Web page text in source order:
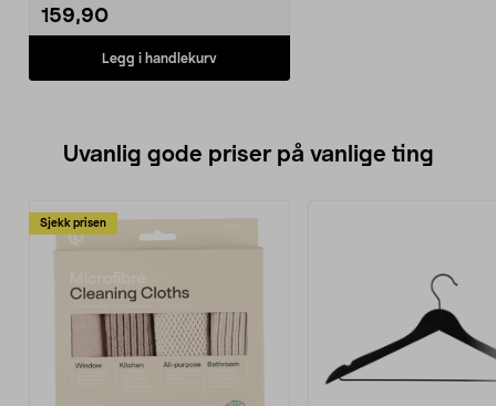
159,90
Legg i handlekurv
Uvanlig gode priser på vanlige ting
Sjekk prisen